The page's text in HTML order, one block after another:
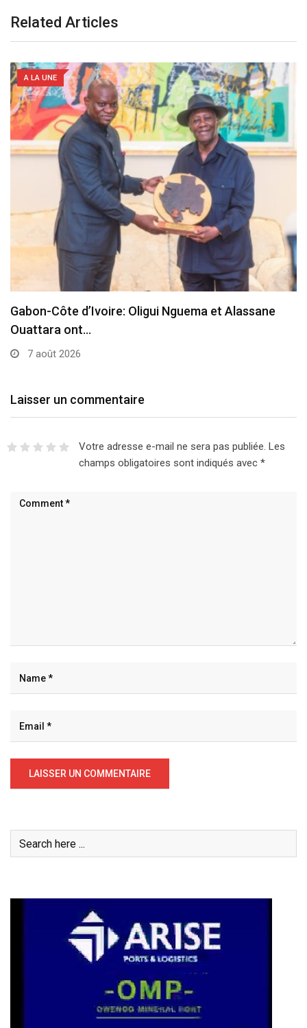
Related Articles
A LA UNE
Gabon-Côte d’Ivoire: Oligui Nguema et Alassane
Ouattara ont…
7 août 2026
Laisser un commentaire
Votre adresse e-mail ne sera pas publiée. Les
champs obligatoires sont indiqués avec *